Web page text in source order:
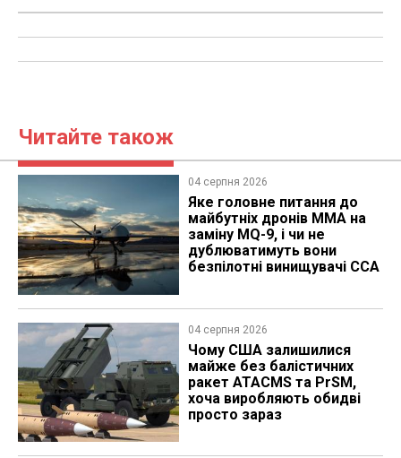
Читайте також
04 серпня 2026
Яке головне питання до
майбутніх дронів MMA на
заміну MQ-9, і чи не
дублюватимуть вони
безпілотні винищувачі CCA
04 серпня 2026
Чому США залишилися
майже без балістичних
ракет ATACMS та PrSM,
хоча виробляють обидві
просто зараз